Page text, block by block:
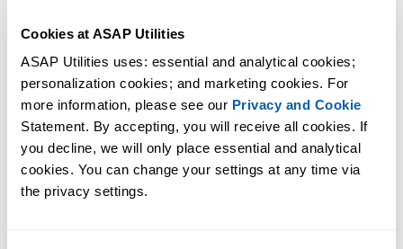
Cookies at ASAP Utilities
ASAP Utilities uses: essential and analytical cookies;
personalization cookies; and marketing cookies. For
more information, please see our Privacy and Cookie
Statement. By accepting, you will receive all cookies. If
you decline, we will only place essential and analytical
cookies. You can change your settings at any time via
the privacy settings.